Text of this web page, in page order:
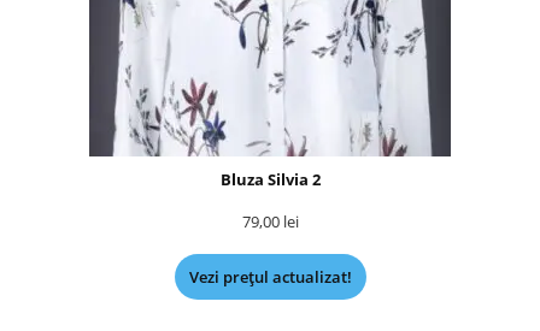
Bluza Silvia 2
79,00 lei
Vezi prețul actualizat!